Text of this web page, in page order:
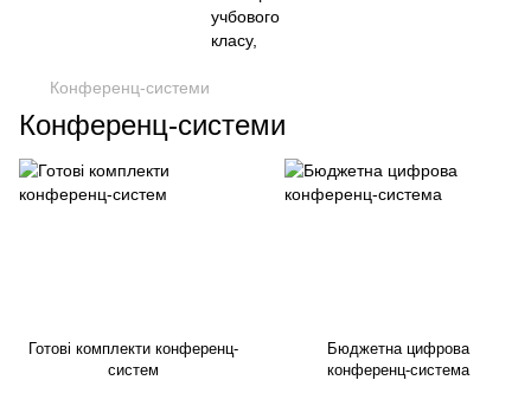
Конференц-системи
Конференц-системи
Готові комплекти конференц-
систем
Бюджетна цифрова
конференц-система